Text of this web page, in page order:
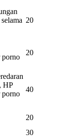
20
porno
20
HP
porno
40
20
30